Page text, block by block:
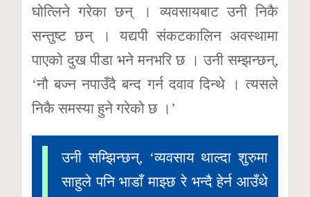
घोत्लिने गरेका छन् । व्यवसायबाट उनी निकै
सन्तुष्ट छन् । यद्यपी संकटकालिन अवस्थामा
पाएको दुख पीडा भने मनभरि छ । उनी सम्झन्छन्,
‘नौ बज्न नपाउँदै बन्द गर्न दवाव दिन्थे । त्यसले
निकै समस्या हुने गरेको छ ।’
उनी सम्झिन्छन्, ‘व्यवसाय थाल्दा शुरुमा
साहुले पनि भाडाँ माझ्छ रे भन्दै हेर्न आउँथे